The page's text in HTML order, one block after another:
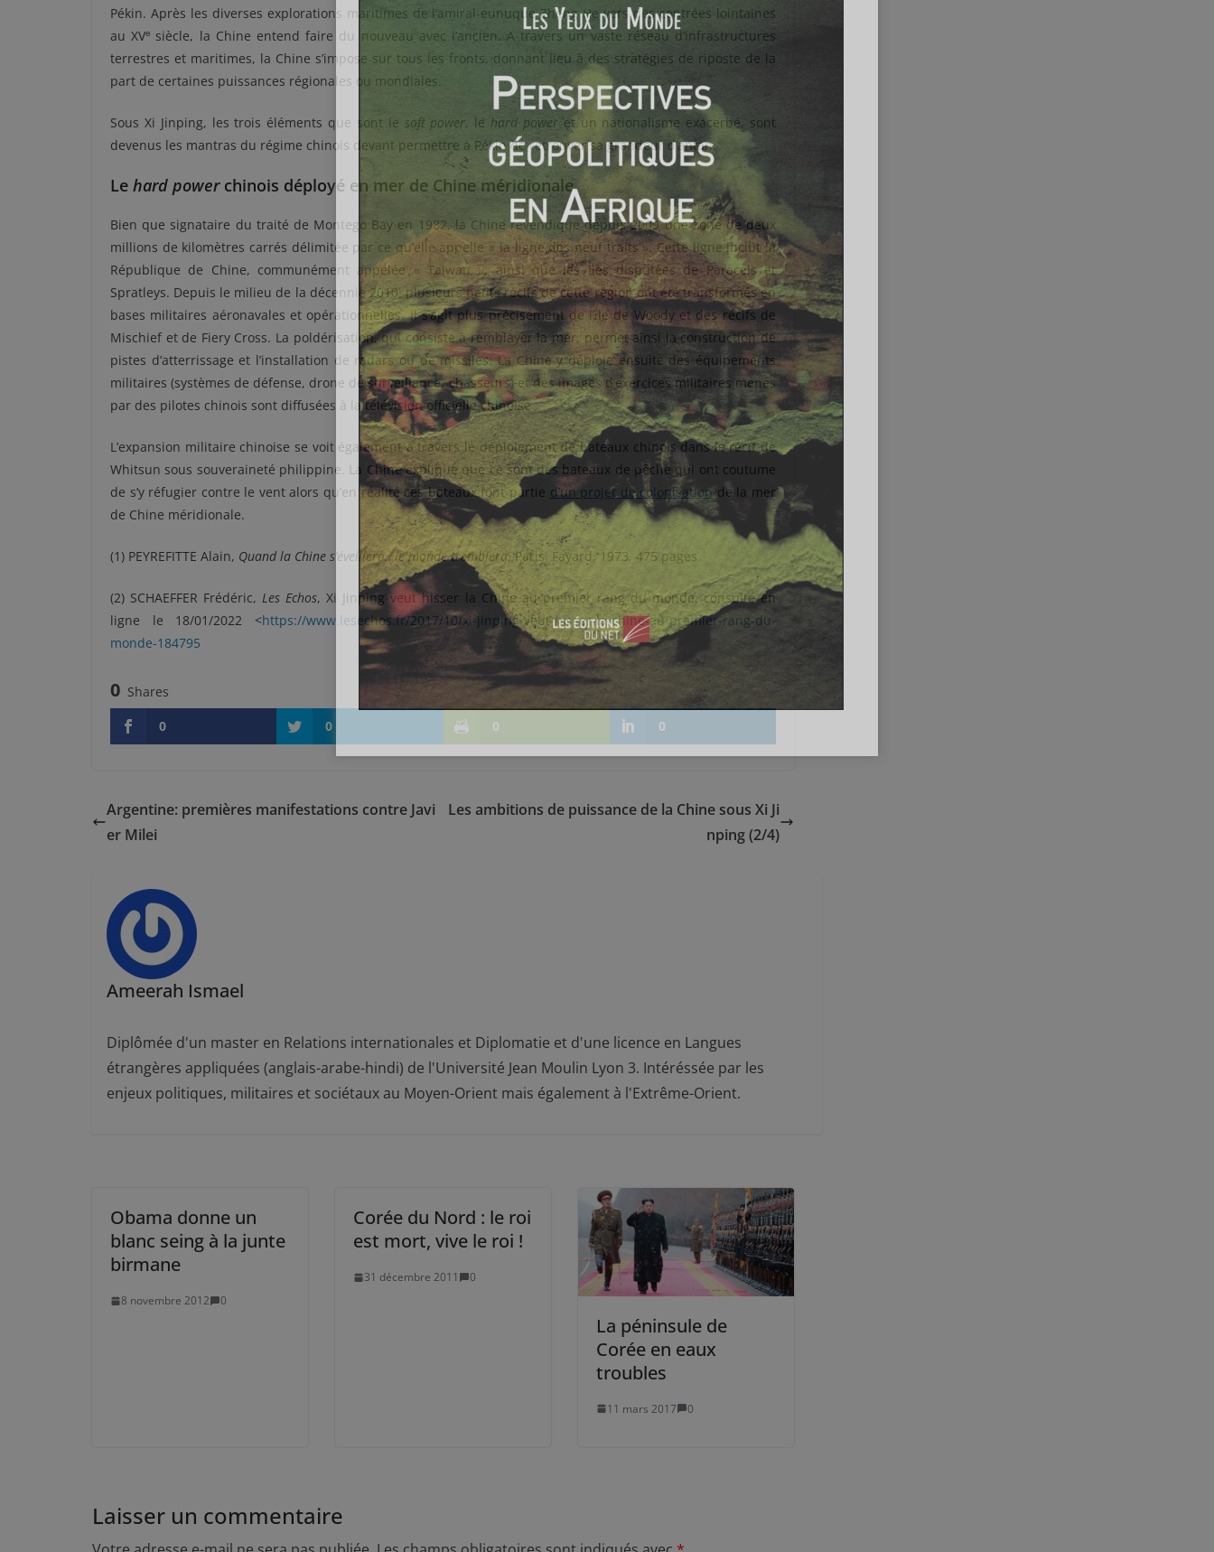
Pékin. Après les diverses explorations maritimes de l’amiral-eunuque Zheng He vers des contrées lointaines
au XVe siècle, la Chine entend faire du nouveau avec l’ancien. A travers un vaste réseau d’infrastructures
terrestres et maritimes, la Chine s’impose sur tous les fronts, donnant lieu à des stratégies de riposte de la
part de certaines puissances régionales ou mondiales.
Sous Xi Jinping, les trois éléments que sont le soft power, le hard poweret un nationalisme exacerbé, sont
devenus les mantras du régime chinois devant permettre à Pékin de retrouver sa grandeur d’antan.
Le hard powerchinois déployé en mer de Chine méridionale
Bien que signataire du traité de Montego Bay en 1982, la Chine revendique depuis 2009 une zone de deux
millions de kilomètres carrés délimitée par ce qu’elle appelle « la ligne des neuf traits ». Cette ligne inclut la
République de Chine, communément appelée « Taïwan », ainsi que les îles disputées de Paracels et
Spratleys. Depuis le milieu de la décennie 2010, plusieurs petits récifs de cette région ont été transformés en
bases militaires aéronavales et opérationnelles. Il s’agit plus précisément de l’île de Woody et des récifs de
Mischief et de Fiery Cross. La poldérisation, qui consiste à remblayer la mer, permet ainsi la construction de
pistes d’atterrissage et l’installation de radars ou de missiles. La Chine y déploie ensuite des équipements
militaires (systèmes de défense, drone de surveillance, chasseurs) et des images d’exercices militaires menés
par des pilotes chinois sont diffusées à la télévision officielle chinoise.
L’expansion militaire chinoise se voit également à travers le déploiement de bateaux chinois dans le récif de
Whitsun sous souveraineté philippine. La Chine explique que ce sont des bateaux de pêche qui ont coutume
de s’y réfugier contre le vent alors qu’en réalité ces bateaux font partie d’un projet de colonisationde la mer
de Chine méridionale.
(1) PEYREFITTE Alain, Quand la Chine s’éveillera…le monde tremblera, Paris, Fayard, 1973, 475 pages
(2) SCHAEFFER Frédéric,Les Echos, Xi Jinping veut hisser la Chine au premier rang du monde, consulté en
ligne le 18/01/2022 <https://www.lesechos.fr/2017/10/xi-jinping-veut-hisser-la-chine-au-premier-rang-du-
monde-184795
0 Shares
0
0 0 0
Argentine: premières manifestations contre Javi
er Milei
Les ambitions de puissance de la Chine sous Xi Ji
nping (2/4)
Ameerah Ismael
Diplômée d'un master en Relations internationales et Diplomatie et d'une licence en Langues
étrangères appliquées (anglais-arabe-hindi) de l'Université Jean Moulin Lyon 3. Intéréssée par les
enjeux politiques, militaires et sociétaux au Moyen-Orient mais également à l'Extrême-Orient.
Obama donne un
blanc seing à la junte
birmane
8 novembre 2012 0
Corée du Nord : le roi
est mort, vive le roi !
31 décembre 2011 0
La péninsule de
Corée en eaux
troubles
11 mars 2017 0
Laisser un commentaire